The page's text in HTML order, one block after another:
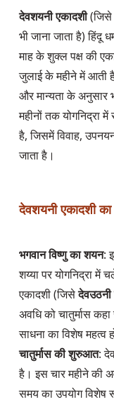
देवशयनी एकादशी (जिसे
भी जाना जाता है) हिंदू
माह के शुक्ल पक्ष की
जुलाई के महीने में आती
और मान्यता के अनुसार
महीनों तक योगनिद्रा
है, जिसमें विवाह,
जाता है।
देवशयनी एकादशी का
भगवान विष्णु का शयन:
शय्या पर योगनिद्रा में
एकादशी (जिसे देवउठनी
अवधि को चातुर्मास
चातुर्मास की शुरुआत:
है। इस चार महीने की
समय का उपयोग विशेष